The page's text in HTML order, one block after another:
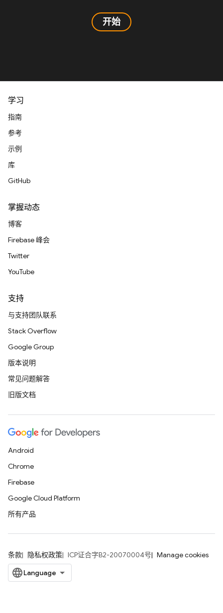
开始
学习
指南
参考
示例
库
GitHub
掌握动态
博客
Firebase 峰会
Twitter
YouTube
支持
与支持团队联系
Stack Overflow
Google Group
版本说明
常见问题解答
旧版文档
Android
Chrome
Firebase
Google Cloud Platform
所有产品
条款 隐私权政策 ICP证合字B2-20070004号 Manage cookies